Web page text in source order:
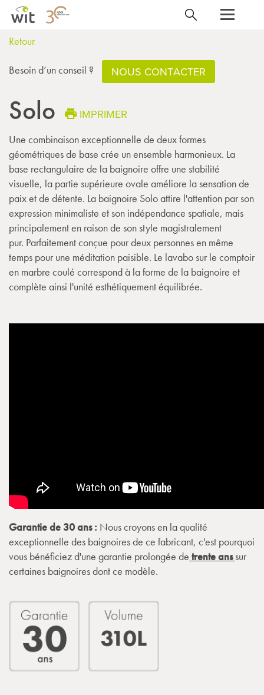
Retour
Besoin d’un conseil ? NOUS CONTACTER
Solo IMPRIMER
Une combinaison exceptionnelle de deux formes
géométriques de base crée un ensemble harmonieux. La
base rectangulaire de la baignoire offre une stabilité
visuelle, la partie supérieure ovale améliore la sensation de
paix et de détente. La baignoire Solo attire l'attention par son
expression minimaliste et son indépendance spatiale, mais
principalement en raison de son style magistralement
pur. Parfaitement conçue pour deux personnes en même
temps pour une méditation paisible. Le lavabo sur le comptoir
en marbre coulé correspond à la forme de la baignoire et
complète ainsi l'unité esthétiquement équilibrée.
Garantie de 30 ans : Nous croyons en la qualité
exceptionnelle des baignoires de ce fabricant, c'est pourquoi
vous bénéficiez d'une garantie prolongée de trente anssur
certaines baignoires dont ce modèle.